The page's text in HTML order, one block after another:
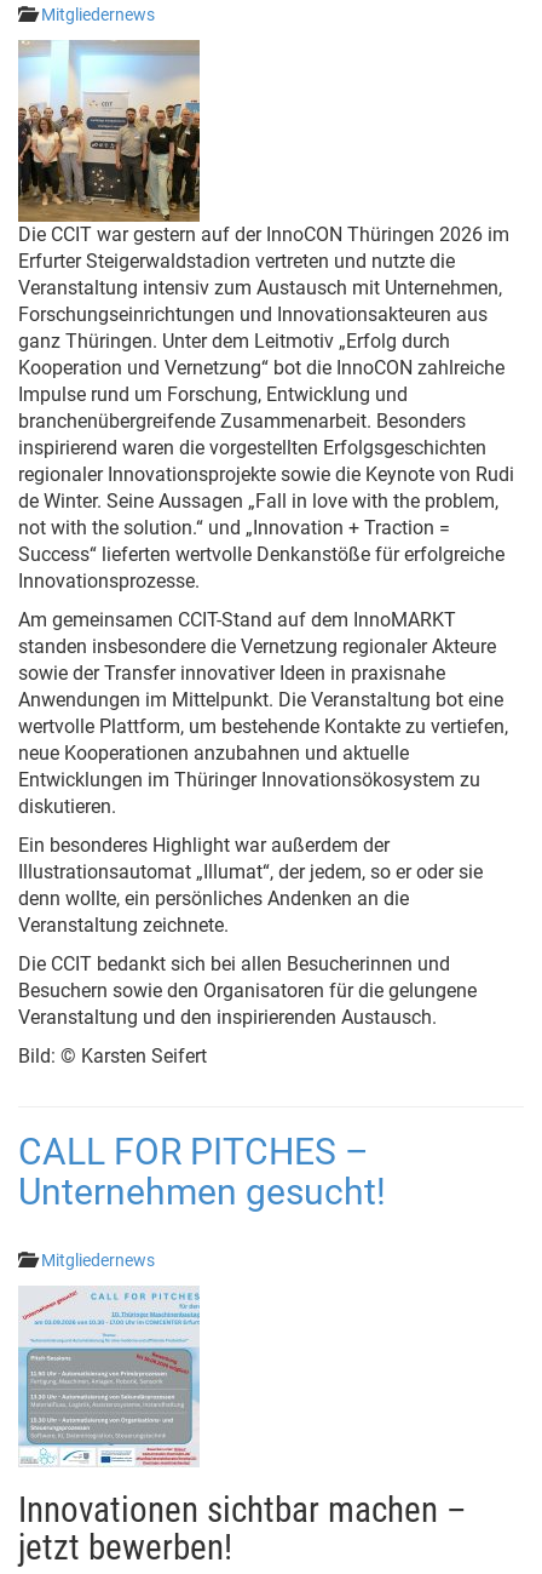
Mitgliedernews
Die CCIT war gestern auf der InnoCON Thüringen 2026 im
Erfurter Steigerwaldstadion vertreten und nutzte die
Veranstaltung intensiv zum Austausch mit Unternehmen,
Forschungseinrichtungen und Innovationsakteuren aus
ganz Thüringen. Unter dem Leitmotiv „Erfolg durch
Kooperation und Vernetzung“ bot die InnoCON zahlreiche
Impulse rund um Forschung, Entwicklung und
branchenübergreifende Zusammenarbeit. Besonders
inspirierend waren die vorgestellten Erfolgsgeschichten
regionaler Innovationsprojekte sowie die Keynote von Rudi
de Winter. Seine Aussagen „Fall in love with the problem,
not with the solution.“ und „Innovation + Traction =
Success“ lieferten wertvolle Denkanstöße für erfolgreiche
Innovationsprozesse.
Am gemeinsamen CCIT-Stand auf dem InnoMARKT
standen insbesondere die Vernetzung regionaler Akteure
sowie der Transfer innovativer Ideen in praxisnahe
Anwendungen im Mittelpunkt. Die Veranstaltung bot eine
wertvolle Plattform, um bestehende Kontakte zu vertiefen,
neue Kooperationen anzubahnen und aktuelle
Entwicklungen im Thüringer Innovationsökosystem zu
diskutieren.
Ein besonderes Highlight war außerdem der
Illustrationsautomat „Illumat“, der jedem, so er oder sie
denn wollte, ein persönliches Andenken an die
Veranstaltung zeichnete.
Die CCIT bedankt sich bei allen Besucherinnen und
Besuchern sowie den Organisatoren für die gelungene
Veranstaltung und den inspirierenden Austausch.
Bild: © Karsten Seifert
CALL FOR PITCHES –
Unternehmen gesucht!
Mitgliedernews
Innovationen sichtbar machen –
jetzt bewerben!